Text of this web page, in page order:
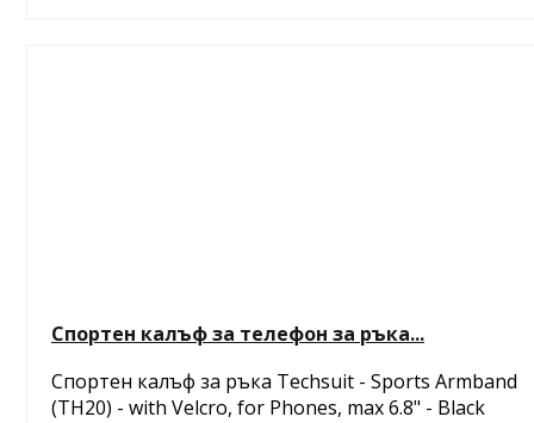
Спортен калъф за телефон за ръка...
Спортен калъф за ръка Techsuit - Sports Armband
(TH20) - with Velcro, for Phones, max 6.8" - Black